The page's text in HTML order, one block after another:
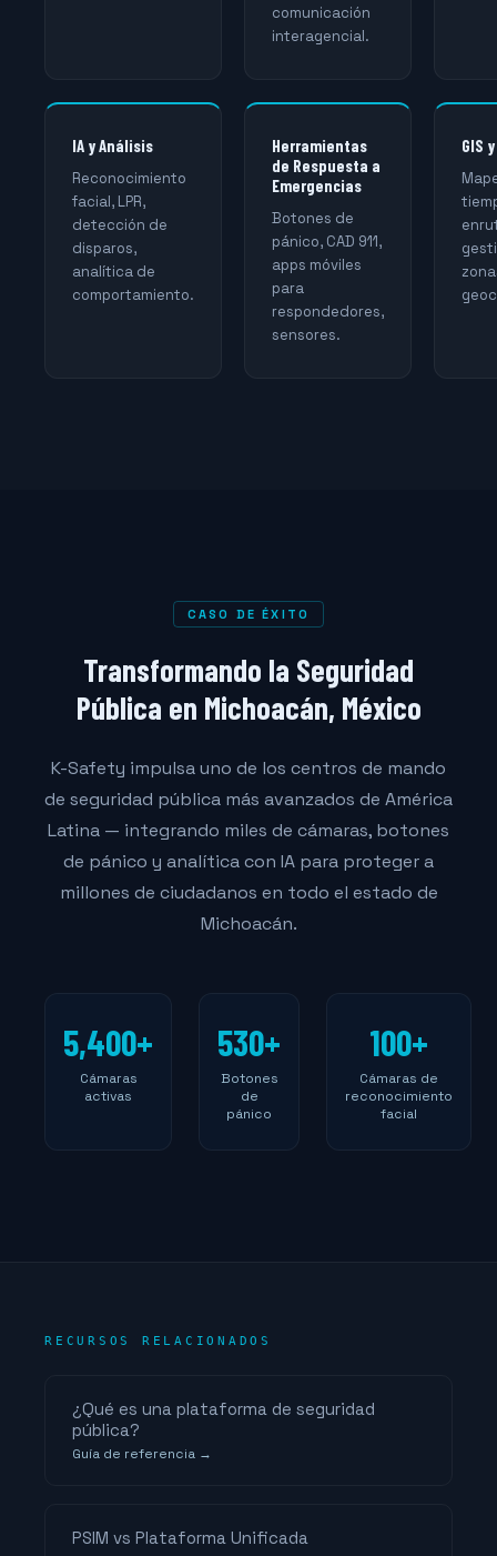
comunicación
interagencial.
IA y Análisis
Reconocimiento
facial, LPR,
detección de
disparos,
analítica de
comportamiento.
Herramientas
de Respuesta a
Emergencias
Botones de
pánico, CAD 911,
apps móviles
para
respondedores,
sensores.
GIS
CASO DE ÉXITO
Transformando la Seguridad
Pública en Michoacán, México
K-Safety impulsa uno de los centros de mando
de seguridad pública más avanzados de América
Latina — integrando miles de cámaras, botones
de pánico y analítica con IA para proteger a
millones de ciudadanos en todo el estado de
Michoacán.
5,400+
Cámaras
activas
530+
Botones
de
pánico
100+
Cámaras de
reconocimiento
facial
RECURSOS RELACIONADOS
¿Qué es una plataforma de seguridad
pública?
Guía de referencia →
PSIM vs Plataforma Unificada